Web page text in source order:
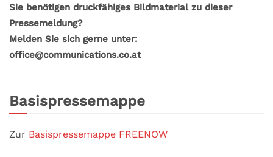
Sie benötigen druckfähiges Bildmaterial zu dieser
Pressemeldung?
Melden Sie sich gerne unter:
office@communications.co.at
Basispressemappe
Zur Basispressemappe FREENOW